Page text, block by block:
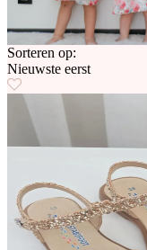
Sorteren op:
Nieuwste eerst